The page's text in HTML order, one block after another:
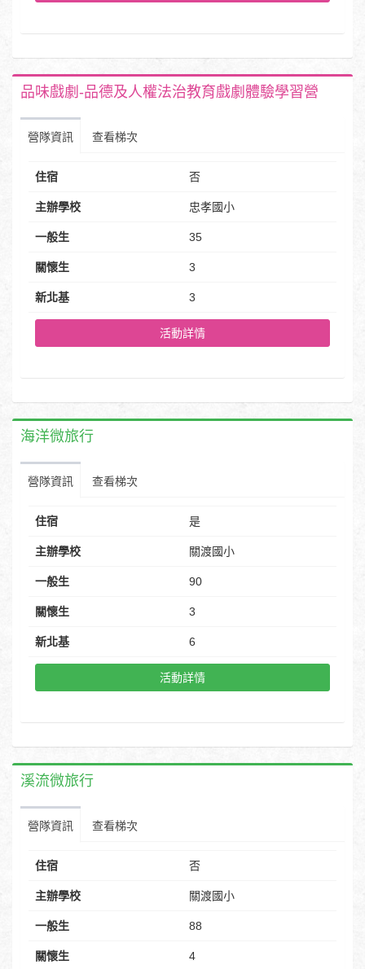
品味戲劇-品德及人權法治教育戲劇體驗學習營
營隊資訊 查看梯次
住宿 否
主辦學校 忠孝國小
一般生 35
關懷生 3
新北基 3
活動詳情
海洋微旅行
營隊資訊 查看梯次
住宿 是
主辦學校 關渡國小
一般生 90
關懷生 3
新北基 6
活動詳情
溪流微旅行
營隊資訊 查看梯次
住宿 否
主辦學校 關渡國小
一般生 88
關懷生 4